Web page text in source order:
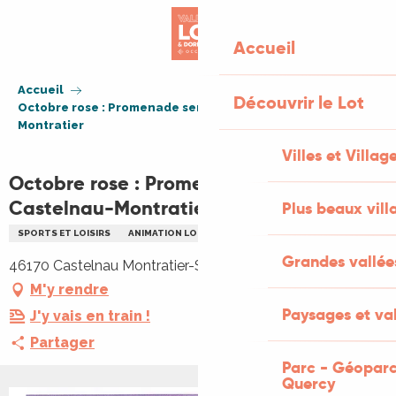
Accueil
Découvrir le Lot
Villes et
Plus beaux
Grandes
Paysages et
Parc -
Quercy
Accueil
Octobre rose : Promenade sensorielle à Castelnau-
Montratier
Octobre rose : Promenade sensorielle à
Castelnau-Montratier
SPORTS ET LOISIRS ANIMATION LOCALE PLEIN AIR RANDONNÉE
46170 Castelnau Montratier-Sainte Alauzie
M'y rendre
J'y vais en train !
Partager